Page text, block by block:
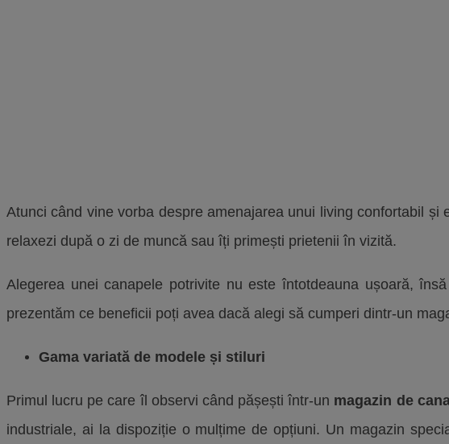
Atunci când vine vorba despre amenajarea unui living confortabil
relaxezi după o zi de muncă sau îți primești prietenii în vizită.
Alegerea unei canapele potrivite nu este întotdeauna ușoară,
prezentăm ce beneficii poți avea dacă alegi să cumperi dintr-un
Gama variată de modele și stiluri
Primul lucru pe care îl observi când pășești într-un magazin de
industriale, ai la dispoziție o mulțime de opțiuni. Un magazin